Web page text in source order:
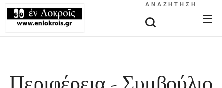
ΑΝΑΖΉΤΗΣΗ